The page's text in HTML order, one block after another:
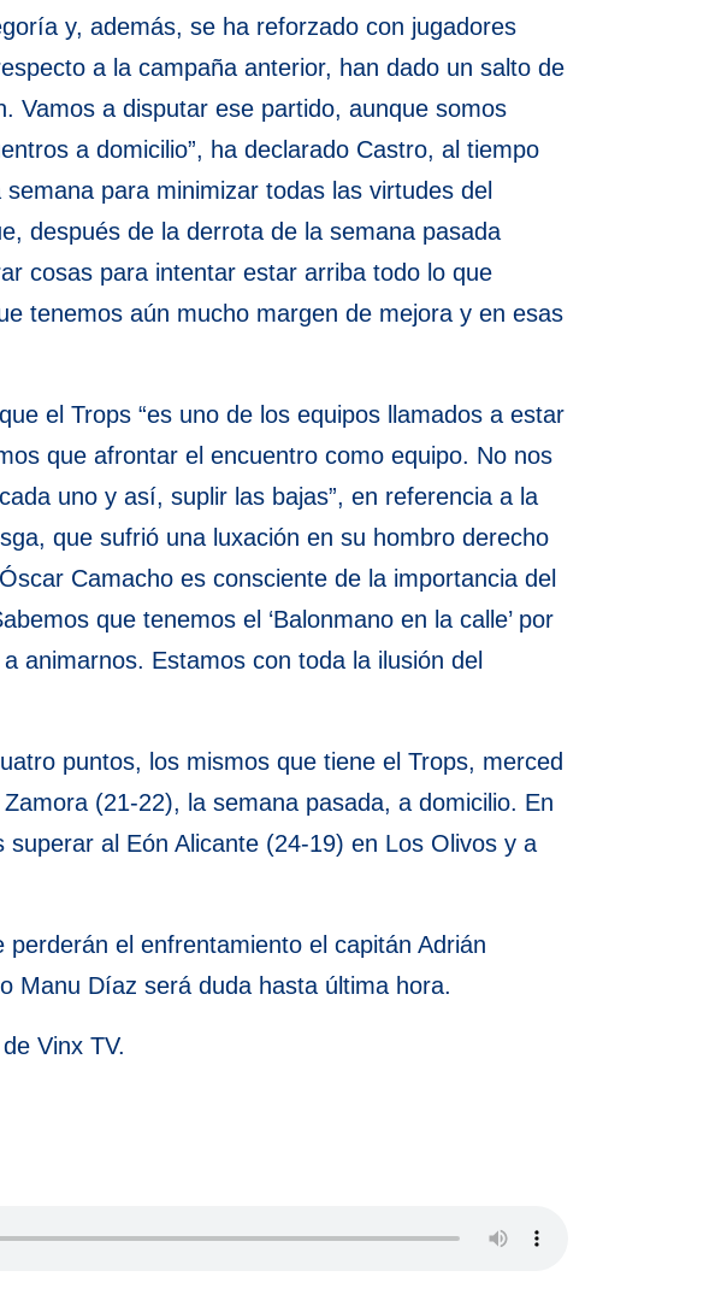
y, además, se ha reforzado con jugadores
a la campaña anterior, han dado un salto de
Vamos a disputar ese partido, aunque somos
a domicilio”, ha declarado Castro, al tiempo
para minimizar todas las virtudes del
después de la derrota de la semana pasada
cosas para intentar estar arriba todo lo que
tenemos aún mucho margen de mejora y en esas
el Trops “es uno de los equipos llamados a estar
que afrontar el encuentro como equipo. No nos
uno y así, suplir las bajas”, en referencia a la
que sufrió una luxación en su hombro derecho
Camacho es consciente de la importancia del
que tenemos el ‘Balonmano en la calle’ por
animarnos. Estamos con toda la ilusión del
puntos, los mismos que tiene el Trops, merced
(21-22), la semana pasada, a domicilio. En
al Eón Alicante (24-19) en Los Olivos y a
el enfrentamiento el capitán Adrián
Manu Díaz será duda hasta última hora.
Vinx TV.